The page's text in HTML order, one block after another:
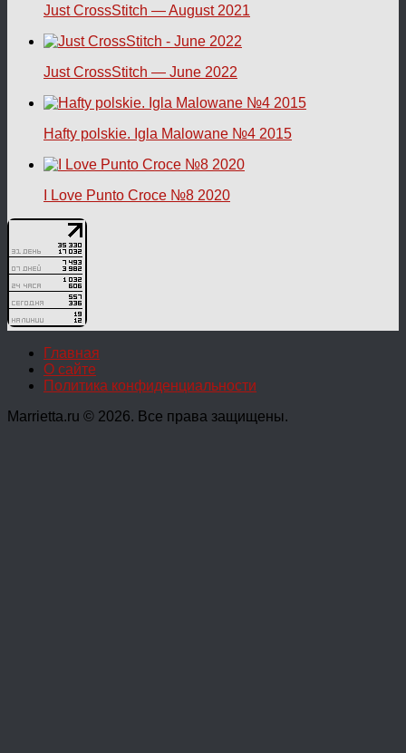
Just CrossStitch — August 2021
Just CrossStitch — June 2022
Hafty polskie. Igla Malowane №4 2015
I Love Punto Croce №8 2020
Главная
О сайте
Политика конфиденциальности
Marrietta.ru © 2026. Все права защищены.